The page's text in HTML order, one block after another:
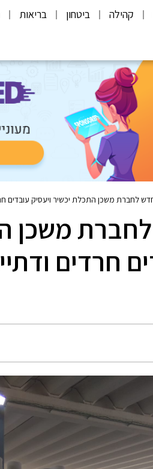
קהילה ביטחון בריאות
לחברת משכן התכלת יכשיר ויעסיק עובדים
משכן
חרדים